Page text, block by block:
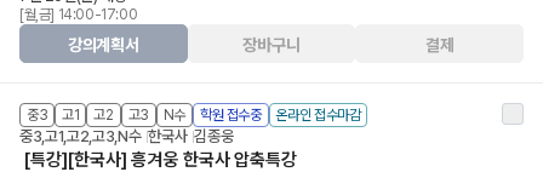
[월,금] 14:00-17:00
강의계획서 장바구니 결제
중3 고1 고2 고3 N수 학원 접수중 온라인 접수마감
중3,고1,고2,고3,N수 한국사 김종웅
[특강][한국사] 흥겨웅 한국사 압축특강